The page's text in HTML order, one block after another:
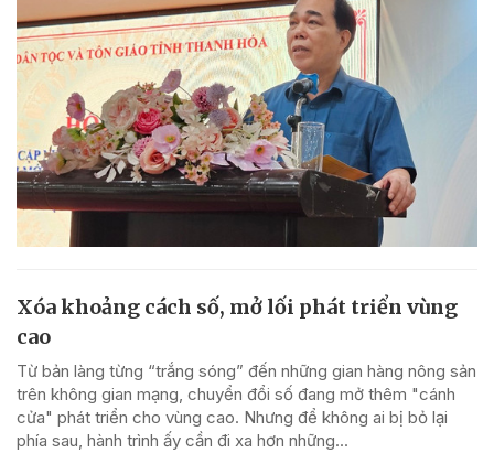
Xóa khoảng cách số, mở lối phát triển vùng
cao
Từ bản làng từng “trắng sóng” đến những gian hàng nông sản
trên không gian mạng, chuyển đổi số đang mở thêm "cánh
cửa" phát triển cho vùng cao. Nhưng để không ai bị bỏ lại
phía sau, hành trình ấy cần đi xa hơn những...